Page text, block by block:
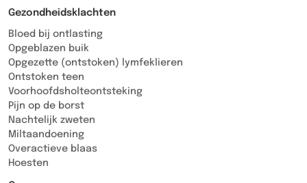
Gezondheidsklachten
Bloed bij ontlasting
Opgeblazen buik
Opgezette (ontstoken) lymfeklieren
Ontstoken teen
Voorhoofdsholteontsteking
Pijn op de borst
Nachtelijk zweten
Miltaandoening
Overactieve blaas
Hoesten